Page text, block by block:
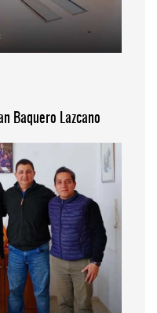
Baquero Lazcano